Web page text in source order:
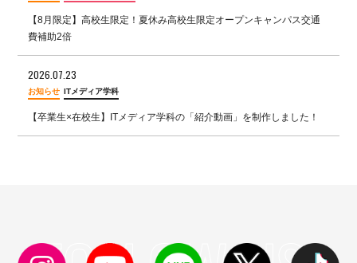
【8月限定】高校生限定！夏休み高校生限定オープンキャンパス交通
費補助2倍
2026.07.23
お知らせ ITメディア学科
【卒業生×在校生】ITメディア学科の「紹介動画」を制作しました！